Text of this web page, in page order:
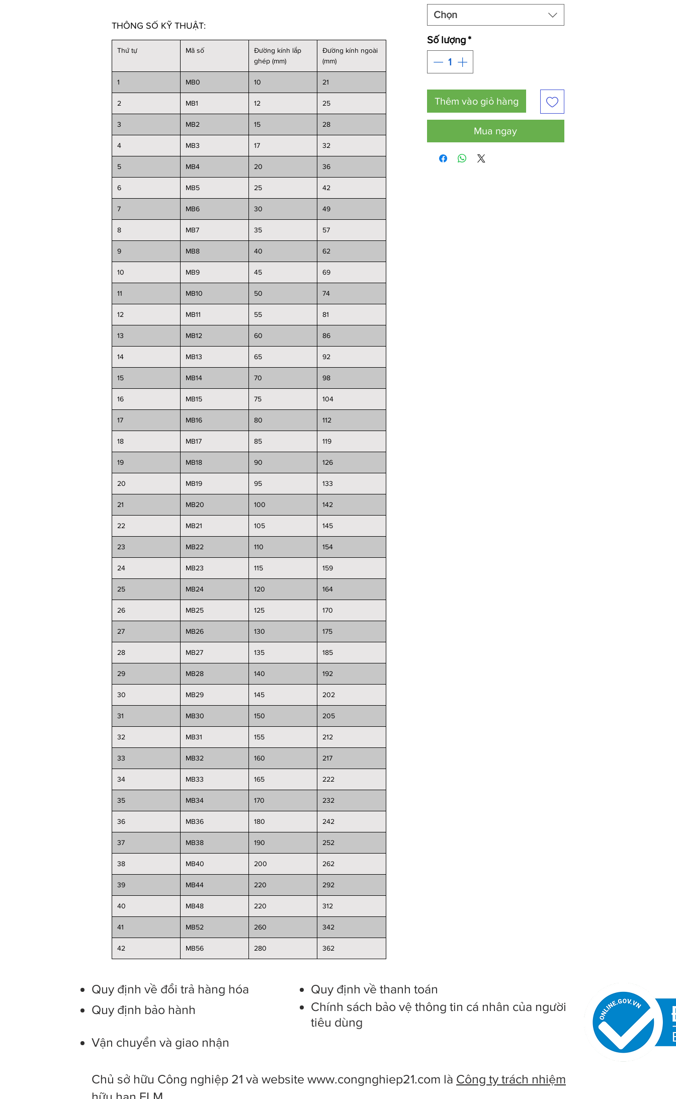
THÔNG SỐ KỸ THUẬT:
Thứ tự Mã số
Đường kính lắp
ghép (mm)
Đường kính ngoài
(mm)
1 MB0 10 21
2 MB1 12 25
3 MB2 15 28
4 MB3 17 32
5 MB4 20 36
6 MB5 25 42
7 MB6 30 49
8 MB7 35 57
9 MB8 40 62
10 MB9 45 69
11 MB10 50 74
12 MB11 55 81
13 MB12 60 86
14 MB13 65 92
15 MB14 70 98
16 MB15 75 104
17 MB16 80 112
18 MB17 85 119
19 MB18 90 126
20 MB19 95 133
21 MB20 100 142
22 MB21 105 145
23 MB22 110 154
24 MB23 115 159
25 MB24 120 164
26 MB25 125 170
27 MB26 130 175
28 MB27 135 185
29 MB28 140 192
30 MB29 145 202
31 MB30 150 205
32 MB31 155 212
33 MB32 160 217
34 MB33 165 222
35 MB34 170 232
36 MB36 180 242
37 MB38 190 252
38 MB40 200 262
39 MB44 220 292
40 MB48 220 312
41 MB52 260 342
42 MB56 280 362
Chọn
Số lượng*
Thêm vào giỏ hàng
Mua ngay
Quy định về đổi trả hàng hóa
Quy định bảo hành
Vận chuyển và giao nhận
Quy định về thanh toán
Chính sách bảo vệ thông tin cá nhân của người
tiêu dùng
Chủ sở hữu Công nghiệp 21 và website www.congnghiep21.com là Công ty trách nhiệm